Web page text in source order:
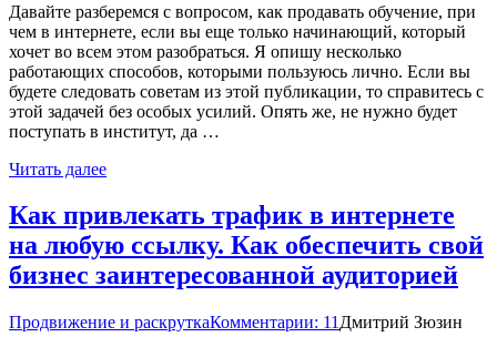
Давайте разберемся с вопросом, как продавать обучение, при
чем в интернете, если вы еще только начинающий, который
хочет во всем этом разобраться. Я опишу несколько
работающих способов, которыми пользуюсь лично. Если вы
будете следовать советам из этой публикации, то справитесь с
этой задачей без особых усилий. Опять же, не нужно будет
поступать в институт, да …
Читать далее
Как привлекать трафик в интернете
на любую ссылку. Как обеспечить свой
бизнес заинтересованной аудиторией
Продвижение и раскруткаКомментарии: 11 Дмитрий Зюзин